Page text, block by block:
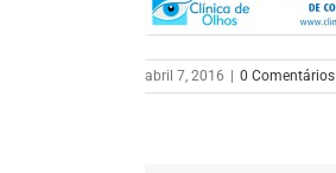
abril 7, 2016 0 Comentários